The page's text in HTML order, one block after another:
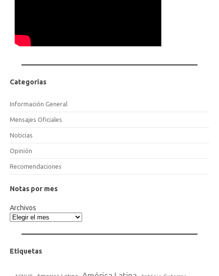
Categorias
Información General
Mensajes Oficiales
Noticias
Opinión
Recomendaciones
Notas por mes
Archivos
Etiquetas